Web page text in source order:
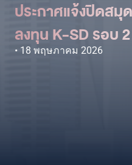
ประกาศแจ้งปิดสมุ
ลงทุน K-SD รอบ 2
18 พฤษภาคม 2026